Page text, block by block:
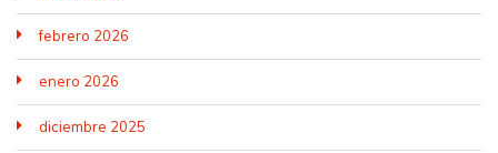
febrero 2026
enero 2026
diciembre 2025